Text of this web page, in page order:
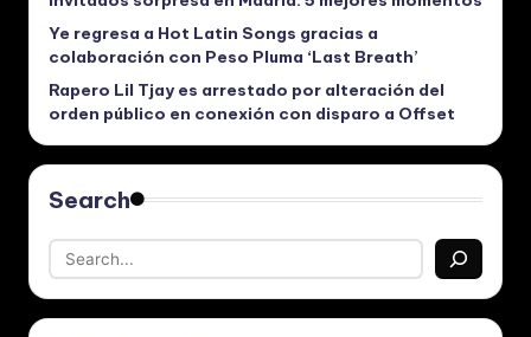
Ye regresa a Hot Latin Songs gracias a
colaboración con Peso Pluma ‘Last Breath’
Rapero Lil Tjay es arrestado por alteración del
orden público en conexión con disparo a Offset
Search